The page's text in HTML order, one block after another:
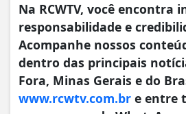
Na RCWTV, você encontra
responsabilidade e
Acompanhe nossos
dentro das principais
Fora, Minas Gerais e do
www.rcwtv.com.br e entre